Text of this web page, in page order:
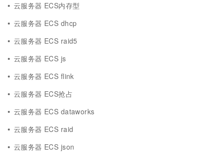
云服务器 ECS内存型
云服务器 ECS dhcp
云服务器 ECS raid5
云服务器 ECS js
云服务器 ECS flink
云服务器 ECS抢占
云服务器 ECS dataworks
云服务器 ECS raid
云服务器 ECS json